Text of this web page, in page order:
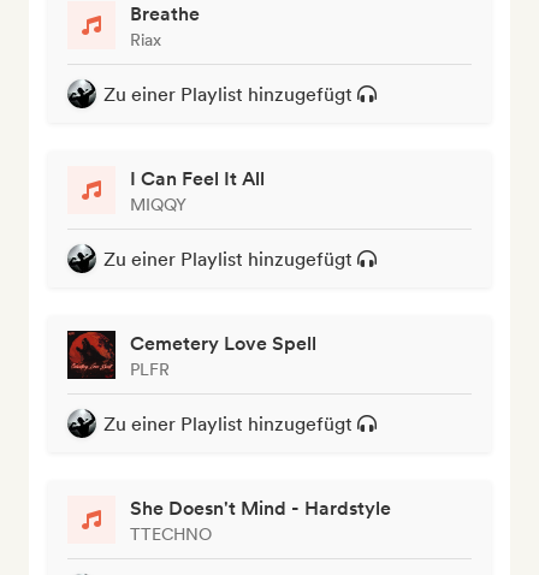
Breathe
Riax
Zu einer Playlist hinzugefügt
I Can Feel It All
MIQQY
Zu einer Playlist hinzugefügt
Cemetery Love Spell
PLFR
Zu einer Playlist hinzugefügt
She Doesn't Mind - Hardstyle
TTECHNO